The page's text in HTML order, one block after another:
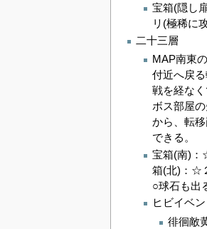
宝箱(隠し
リ(極稀に
二十三層
MAP南東
付近へ戻
戦を経なく
ボス部屋
から、転
できる。
宝箱(南)：
箱(北)：☆
○球石も出
ヒビイベン
徘徊敵